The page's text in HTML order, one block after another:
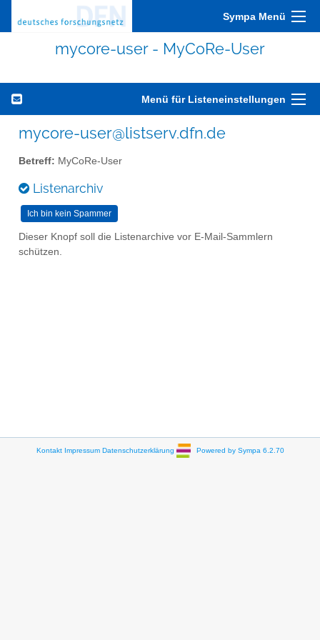
Sympa Menü
mycore-user - MyCoRe-User
Menü für Listeneinstellungen
mycore-user@listserv.dfn.de
Betreff: MyCoRe-User
Listenarchiv
Dieser Knopf soll die Listenarchive vor E-Mail-Sammlern
schützen.
Kontakt Impressum Datenschutzerklärung Powered by Sympa 6.2.70